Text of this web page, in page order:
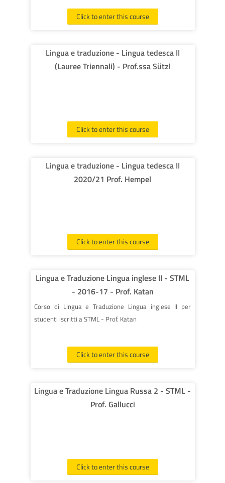
Click to enter this course
Lingua e traduzione - Lingua tedesca II
(Lauree Triennali) - Prof.ssa Sützl
Click to enter this course
Lingua e traduzione - Lingua tedesca II
2020/21 Prof. Hempel
Click to enter this course
Lingua e Traduzione Lingua inglese II - STML
- 2016-17 - Prof. Katan
Corso di Lingua e Traduzione Lingua inglese II per
studenti iscritti a STML - Prof. Katan
Click to enter this course
Lingua e Traduzione Lingua Russa 2 - STML -
Prof. Gallucci
Click to enter this course